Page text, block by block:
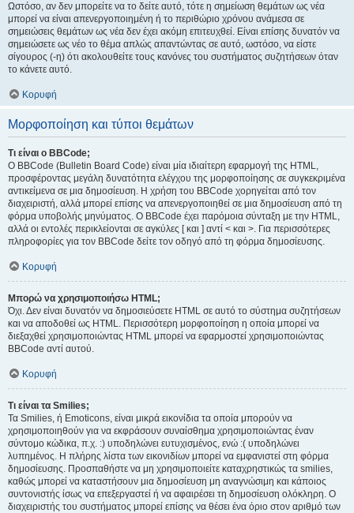
Ωστόσο, αν δεν μπορείτε να το δείτε αυτό, τότε η σημείωση θεμάτων ως νέα
μπορεί να είναι απενεργοποιημένη ή το περιθώριο χρόνου ανάμεσα σε
σημειώσεις θεμάτων ως νέα δεν έχει ακόμη επιτευχθεί. Είναι επίσης δυνατόν να
σημειώσετε ως νέο το θέμα απλώς απαντώντας σε αυτό, ωστόσο, να είστε
σίγουρος (-η) ότι ακολουθείτε τους κανόνες του συστήματος συζητήσεων όταν
το κάνετε αυτό.
Κορυφή
Μορφοποίηση και τύποι θεμάτων
Τι είναι ο BBCode;
Ο BBCode (Bulletin Board Code) είναι μία ιδιαίτερη εφαρμογή της HTML,
προσφέροντας μεγάλη δυνατότητα ελέγχου της μορφοποίησης σε συγκεκριμένα
αντικείμενα σε μια δημοσίευση. Η χρήση του BBCode χορηγείται από τον
διαχειριστή, αλλά μπορεί επίσης να απενεργοποιηθεί σε μια δημοσίευση από τη
φόρμα υποβολής μηνύματος. Ο BBCode έχει παρόμοια σύνταξη με την HTML,
αλλά οι εντολές περικλείονται σε αγκύλες [ και ] αντί < και >. Για περισσότερες
πληροφορίες για τον BBCode δείτε τον οδηγό από τη φόρμα δημοσίευσης.
Κορυφή
Μπορώ να χρησιμοποιήσω HTML;
Όχι. Δεν είναι δυνατόν να δημοσιεύσετε HTML σε αυτό το σύστημα συζητήσεων
και να αποδοθεί ως HTML. Περισσότερη μορφοποίηση η οποία μπορεί να
διεξαχθεί χρησιμοποιώντας HTML μπορεί να εφαρμοστεί χρησιμοποιώντας
BBCode αντί αυτού.
Κορυφή
Τι είναι τα Smilies;
Τα Smilies, ή Emoticons, είναι μικρά εικονίδια τα οποία μπορούν να
χρησιμοποιηθούν για να εκφράσουν συναίσθημα χρησιμοποιώντας έναν
σύντομο κώδικα, π.χ. :) υποδηλώνει ευτυχισμένος, ενώ :( υποδηλώνει
λυπημένος. Η πλήρης λίστα των εικονιδίων μπορεί να εμφανιστεί στη φόρμα
δημοσίευσης. Προσπαθήστε να μη χρησιμοποιείτε καταχρηστικώς τα smilies,
καθώς μπορεί να καταστήσουν μια δημοσίευση μη αναγνώσιμη και κάποιος
συντονιστής ίσως να επεξεργαστεί ή να αφαιρέσει τη δημοσίευση ολόκληρη. Ο
διαχειριστής του συστήματος μπορεί επίσης να θέσει ένα όριο στον αριθμό των